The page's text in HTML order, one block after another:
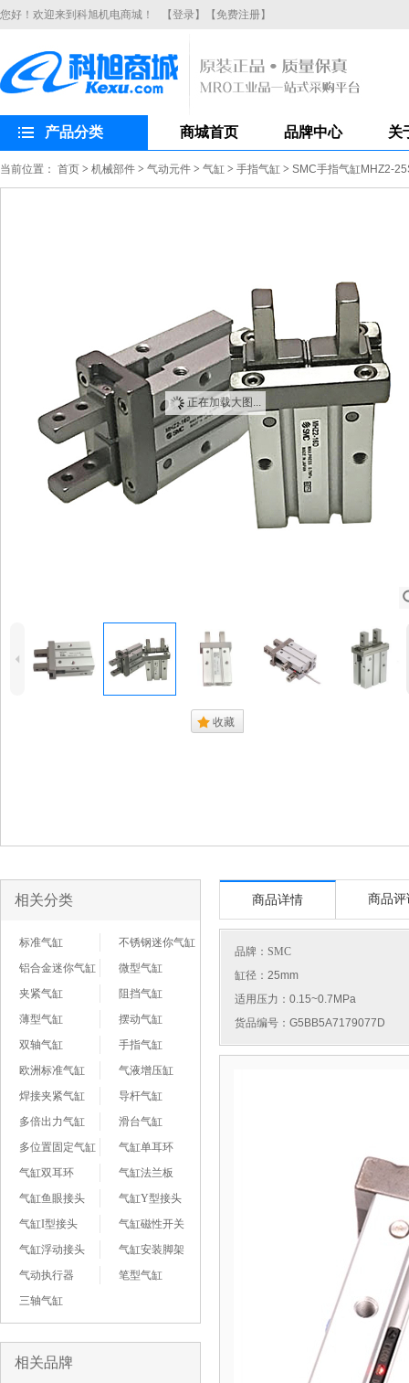
您好！欢迎来到科旭机电商城！ 【登录】 【免费注册】
产品分类 商城首页 品牌中心 关
当前位置： 首页 > 机械部件 > 气动元件 > 气缸 > 手指气缸 > SMC手指气缸MHZ2-
正在加载大图...
4
. 收藏
相关分类
标准气缸
不锈钢迷你气缸
铝合金迷你气缸
微型气缸
夹紧气缸
阻挡气缸
薄型气缸
摆动气缸
双轴气缸
手指气缸
欧洲标准气缸
气液增压缸
焊接夹紧气缸
导杆气缸
多倍出力气缸
滑台气缸
多位置固定气缸
气缸单耳环
气缸双耳环
气缸法兰板
气缸鱼眼接头
气缸Y型接头
气缸I型接头
气缸磁性开关
气缸浮动接头
气缸安装脚架
气动执行器
笔型气缸
三轴气缸
相关品牌
商品详情 商品评
品牌： SMC
缸径：25mm
适用压力：0.15~0.7MPa
货品编号：G5BB5A7179077D